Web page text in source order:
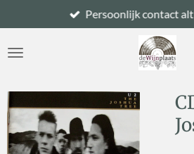
direct
naar
Persoonlijk contact